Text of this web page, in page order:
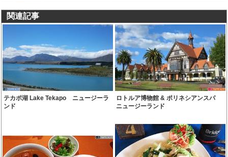
関連記事
テカポ湖 Lake Tekapo ニュージーラ
ンド
ロトルア博物館 & ポリネシアンスパ
ニュージーランド